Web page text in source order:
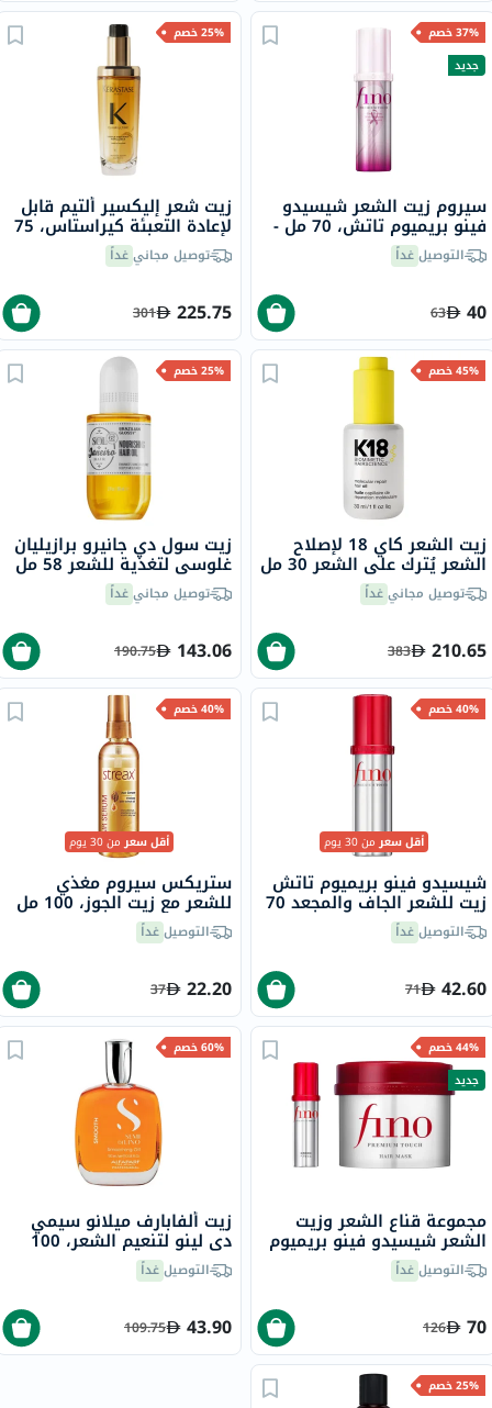
37% خصم
جديد
سيروم زيت الشعر شيسيدو
فينو بريميوم تاتش، 70 مل -
إصدار الشريط الوردي
التوصيلغداً
40
63
25% خصم
زيت شعر إليكسير ألتيم قابل
لإعادة التعبئة كيراستاس، 75
ملتوصيل مجانيغداً
225.75
301
45% خصم
زيت الشعر كاي 18 لإصلاح
الشعر يُترك على الشعر 30 مل
توصيل مجانيغداً
210.65
383
25% خصم
زيت سول دي جانيرو برازيليان
غلوسي لتغذية للشعر 58 مل
توصيل مجانيغداً
143.06
190.75
40% خصم
أقل سعرمن 30 يوم
شيسيدو فينو بريميوم تاتش
زيت للشعر الجاف والمجعد 70
ملالتوصيلغداً
42.60
71
40% خصم
أقل سعرمن 30 يوم
ستريكس سيروم مغذي
للشعر مع زيت الجوز، 100 مل
التوصيلغداً
22.20
37
44% خصم
جديد
مجموعة قناع الشعر وزيت
الشعر شيسيدو فينو بريميوم
تاتشالتوصيلغداً
70
126
60% خصم
زيت ألفابارف ميلانو سيمي
دي لينو لتنعيم الشعر، 100
ملالتوصيلغداً
43.90
109.75
25% خصم